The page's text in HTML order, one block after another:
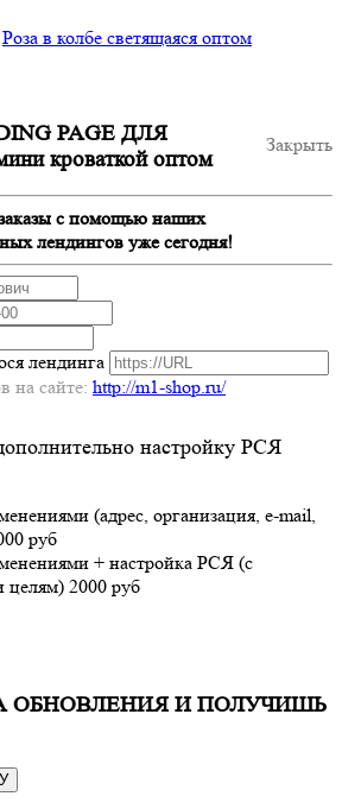
Роза в колбе светящаяся оптом
Закрыть
PAGE ДЛЯ
кроваткой оптом
с помощью наших
лендингов уже сегодня!
лендинга
на сайте: http://m1-shop.ru/
настройку РСЯ
(адрес, организация, e-mail,
руб
+ настройка РСЯ (с
целям) 2000 руб
ОБНОВЛЕНИЯ И ПОЛУЧИШЬ